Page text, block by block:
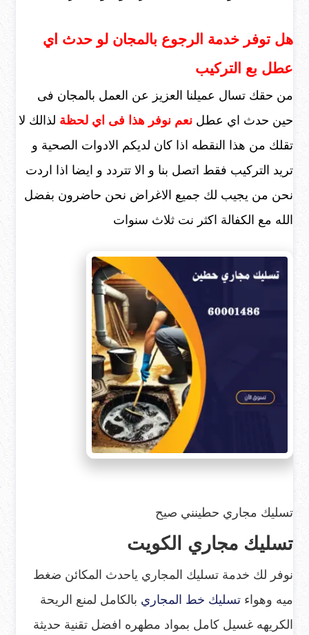
هل توفر خدمة الرجوع بالمجان لو حدث اي
عطل بع التركيب
من حقك تسال عميلنا العزيز عن العمل بالمجان فى
حين حدث اي عطل نعم نوفر هذا فى اي لحظة لذالك لا
تقلك من هذا النقطه اذا كان لديكم الادوات الصحية و
تريد التركيب فقط اتصل بنا و الا تتردد و ايضا اذا اردت
نحن من يجيب لك جميع الاغراض نحن حاضرون بفضل
الله مع الكفالة اكثر نت ثلاث سنوات
تسليك مجاري حطينني صيح
تسليك مجاري الكويت
نوفر لك خدمة تسليك المجاري ياحدث المكائن ضغط
ميه وهواء تسليك خط المجاري بالكامل لمنع الريحة
الكريهه غسيل كامل بمواد مطهره افضل تقنية حديثة